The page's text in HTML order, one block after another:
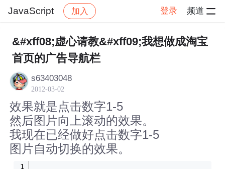
JavaScript 加入 登录 频道
社区 JavaScript 帖子详情
&#xff08;虚心请教&#xff09;我想做成淘宝
首页的广告导航栏
s63403048
2012-03-02
效果就是点击数字1-5
然后图片向上滚动的效果。
我现在已经做好点击数字1-5
图片自动切换的效果。